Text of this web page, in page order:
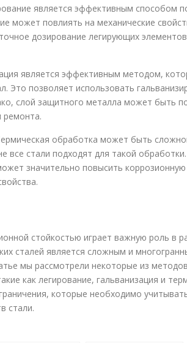
является эффективным способом
может повлиять на механические
дозирование легирующих
является эффективным методом,
Это позволяет использовать
слой защитного металла может быть
ремонта.
обработка может быть
все стали подходят для такой
значительно повысить
стойкостью играет важную роль в
сталей является сложным и
мы рассмотрели некоторые из
как легирование, гальванизация и
которые необходимо
стали.